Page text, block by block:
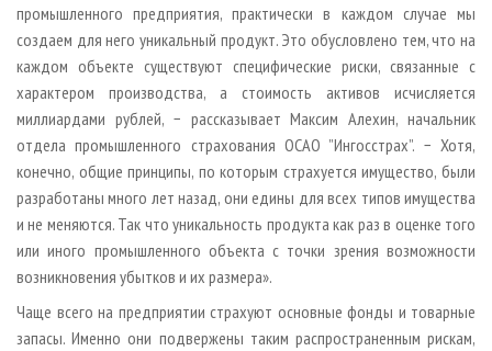
промышленного предприятия, практически в каждом случае мы
создаем для него уникальный продукт. Это обусловлено тем, что на
каждом объекте существуют специфические риски, связанные с
характером производства, а стоимость активов исчисляется
миллиардами рублей, − рассказывает Максим Алехин, начальник
отдела промышленного страхования ОСАО ”Ингосстрах”. − Хотя,
конечно, общие принципы, по которым страхуется имущество, были
разработаны много лет назад, они едины для всех типов имущества
и не меняются. Так что уникальность продукта как раз в оценке того
или иного промышленного объекта с точки зрения возможности
возникновения убытков и их размера».
Чаще всего на предприятии страхуют основные фонды и товарные
запасы. Именно они подвержены таким распространенным рискам,